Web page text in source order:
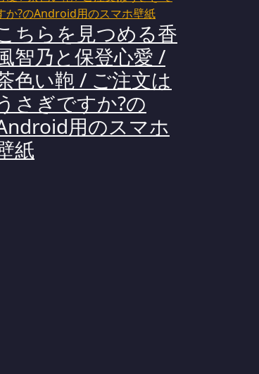
ちらを見つめる香
智乃と保登心愛 /
色い鞄 / ご注文は
さぎですか?の
用のスマホ
紙